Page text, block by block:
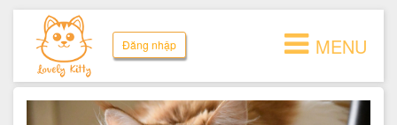
Đăng nhập MENU